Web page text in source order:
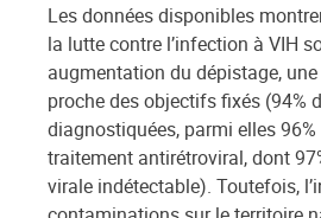
Les données disponibles
la lutte contre l’infection à VIH
augmentation du dépistage,
proche des objectifs fixés (94%
diagnostiquées, parmi elles
traitement antirétroviral, dont
virale indétectable). Toutefois,